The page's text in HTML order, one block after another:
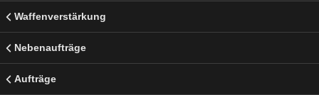
Waffenverstärkung
Nebenaufträge
Aufträge